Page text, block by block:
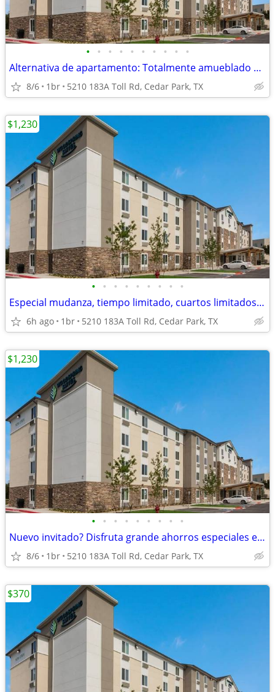
• • • • • • • • • •
Alternativa de apartamento: Totalmente amueblado con cocina
8/6 1br 5210 183A Toll Rd, Cedar Park, TX
• • • • • • • • •
Especial mudanza, tiempo limitado, cuartos limitados, 1ª mes especial!
6h ago 1br 5210 183A Toll Rd, Cedar Park, TX
$1,230
• • • • • • • • •
Nuevo invitado? Disfruta grande ahorros especiales en el primer mes!
8/6 1br 5210 183A Toll Rd, Cedar Park, TX
$1,230
$370